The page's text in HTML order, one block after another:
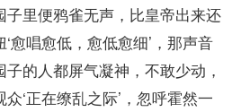
子里便鸦雀无声，比皇帝出来还
愈唱愈低，愈低愈细’，那声音
的人都屏气凝神，不敢少动，
‘正在缭乱之际’，忽呼霍然一